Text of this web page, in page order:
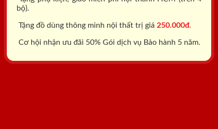
bộ).
Tặng đồ dùng thông minh nội thất trị giá 250.000đ.
Cơ hội nhận ưu đãi 50% Gói dịch vụ Bảo hành 5 năm.